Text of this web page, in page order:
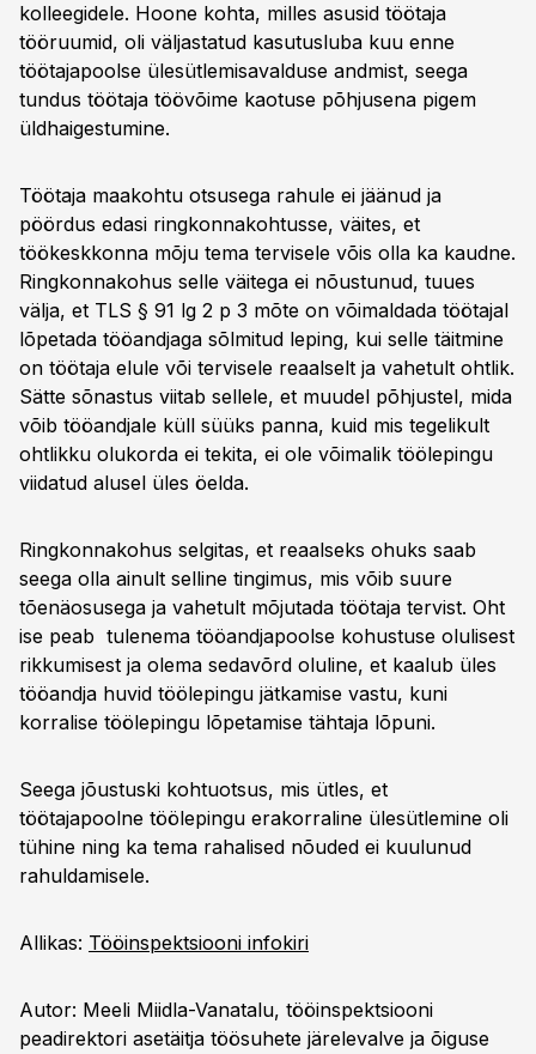
kolleegidele. Hoone kohta, milles asusid töötaja
tööruumid, oli väljastatud kasutusluba kuu enne
töötajapoolse ülesütlemisavalduse andmist, seega
tundus töötaja töövõime kaotuse põhjusena pigem
üldhaigestumine.
Töötaja maakohtu otsusega rahule ei jäänud ja
pöördus edasi ringkonnakohtusse, väites, et
töökeskkonna mõju tema tervisele võis olla ka kaudne.
Ringkonnakohus selle väitega ei nõustunud, tuues
välja, et TLS § 91 lg 2 p 3 mõte on võimaldada töötajal
lõpetada tööandjaga sõlmitud leping, kui selle täitmine
on töötaja elule või tervisele reaalselt ja vahetult ohtlik.
Sätte sõnastus viitab sellele, et muudel põhjustel, mida
võib tööandjale küll süüks panna, kuid mis tegelikult
ohtlikku olukorda ei tekita, ei ole võimalik töölepingu
viidatud alusel üles öelda.
Ringkonnakohus selgitas, et reaalseks ohuks saab
seega olla ainult selline tingimus, mis võib suure
tõenäosusega ja vahetult mõjutada töötaja tervist. Oht
ise peab tulenema tööandjapoolse kohustuse olulisest
rikkumisest ja olema sedavõrd oluline, et kaalub üles
tööandja huvid töölepingu jätkamise vastu, kuni
korralise töölepingu lõpetamise tähtaja lõpuni.
Seega jõustuski kohtuotsus, mis ütles, et
töötajapoolne töölepingu erakorraline ülesütlemine oli
tühine ning ka tema rahalised nõuded ei kuulunud
rahuldamisele.
Allikas: Tööinspektsiooni infokiri
Autor: Meeli Miidla-Vanatalu, tööinspektsiooni
peadirektori asetäitja töösuhete järelevalve ja õiguse